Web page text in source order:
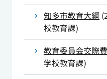
知多市教育大綱 (
校教育課)
教育委員会交際費
学校教育課)